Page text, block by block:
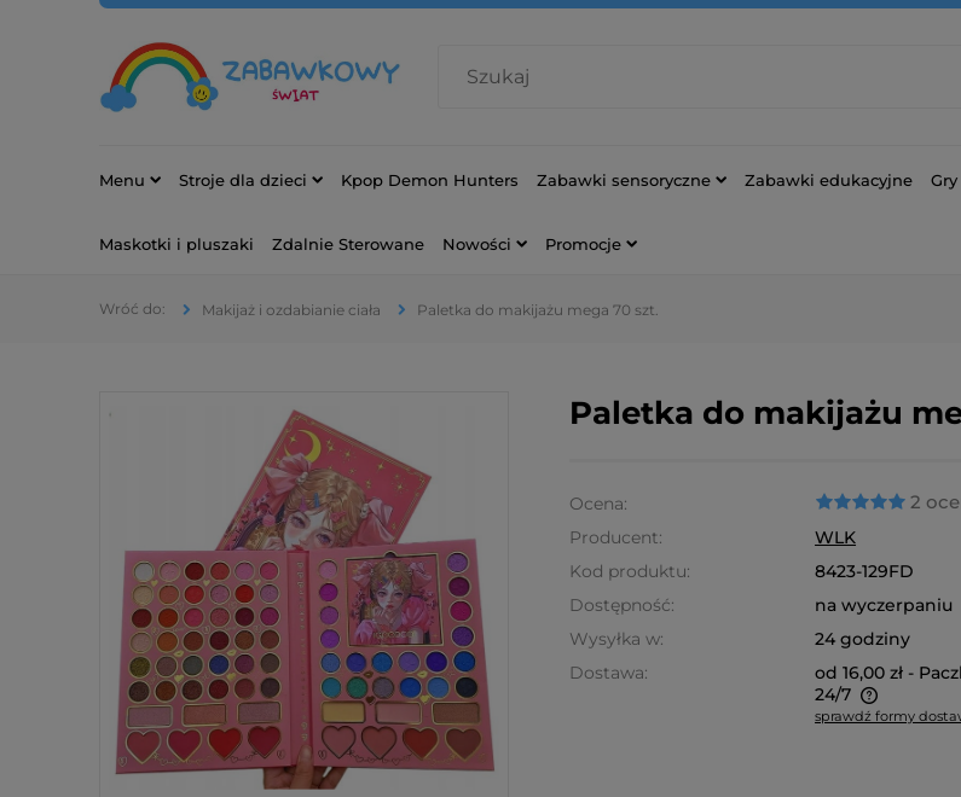
Menu Stroje dla dzieci Kpop Demon Hunters Zabawki sensoryczne Zabawki edukacyjne
Maskotki i pluszaki Zdalnie Sterowane Nowości Promocje
Makijaż i ozdabianie ciała Paletka do makijażu mega 70 szt.
Paletka do makijażu
Ocena: 2
Producent:
WLK
Kod produktu:
8423-129FD
Dostępność:
na wyczerpaniu
Wysyłka w:
24 godziny
Dostawa:
od 16,00 zł -
24/7
sprawdź formy